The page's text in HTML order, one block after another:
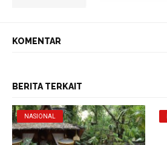
KOMENTAR
BERITA TERKAIT
NASIONAL